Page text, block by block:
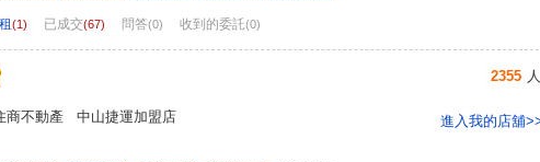
(1) 已成交(67) 問答(0) 收到的委託(0)
進入我的店舖
2355 人
商不動產 中山捷運加盟店